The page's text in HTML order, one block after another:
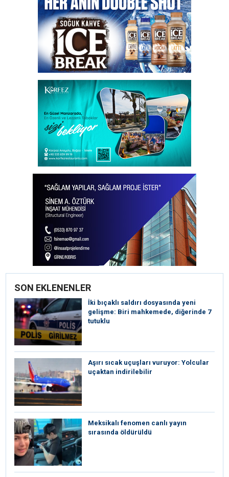
SON EKLENENLER
İki bıçaklı saldırı dosyasında yeni
gelişme: Biri mahkemede, diğerinde 7
tutuklu
Aşırı sıcak uçuşları vuruyor: Yolcular
uçaktan indirilebilir
Meksikalı fenomen canlı yayın
sırasında öldürüldü